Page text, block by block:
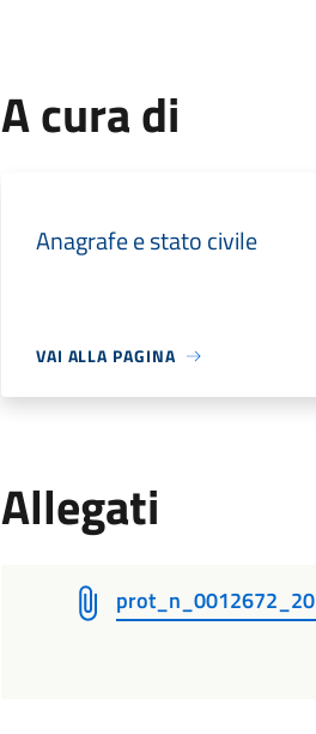
A cura di
Anagrafe e stato civile
VAI ALLA PAGINA
Allegati